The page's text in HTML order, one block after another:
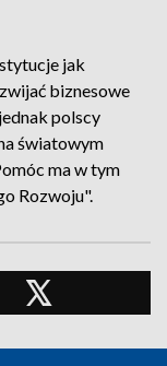
jak
biznesowe
polscy
światowym
ma w tym
Rozwoju".